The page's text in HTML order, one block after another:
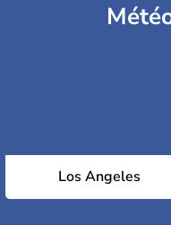
Los Angeles